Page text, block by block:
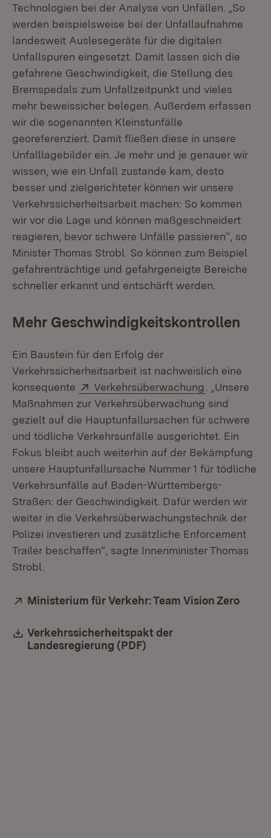
Technologien bei der Analyse von Unfällen. „So
werden beispielsweise bei der Unfallaufnahme
landesweit Auslesegeräte für die digitalen
Unfallspuren eingesetzt. Damit lassen sich die
gefahrene Geschwindigkeit, die Stellung des
Bremspedals zum Unfallzeitpunkt und vieles
mehr beweissicher belegen. Außerdem erfassen
wir die sogenannten Kleinstunfälle
georeferenziert. Damit fließen diese in unsere
Unfalllagebilder ein. Je mehr und je genauer wir
wissen, wie ein Unfall zustande kam, desto
besser und zielgerichteter können wir unsere
Verkehrssicherheitsarbeit machen: So kommen
wir vor die Lage und können maßgeschneidert
reagieren, bevor schwere Unfälle passieren“, so
Minister Thomas Strobl. So können zum Beispiel
gefahrenträchtige und gefahrgeneigte Bereiche
schneller erkannt und entschärft werden.
Mehr Geschwindigkeitskontrollen
Ein Baustein für den Erfolg der
Verkehrssicherheitsarbeit ist nachweislich eine
konsequente
Extern:
Verkehrsüberwachung (Öffnet in
. „Unsere
Maßnahmen zur Verkehrsüberwachung sind
gezielt auf die Hauptunfallursachen für schwere
und tödliche Verkehrsunfälle ausgerichtet. Ein
Fokus bleibt auch weiterhin auf der Bekämpfung
unsere Hauptunfallursache Nummer 1 für tödliche
Verkehrsunfälle auf Baden-Württembergs-
Straßen: der Geschwindigkeit. Dafür werden wir
weiter in die Verkehrsüberwachungstechnik der
Polizei investieren und zusätzliche Enforcement
Trailer beschaffen“, sagte Innenminister Thomas
Strobl.
Extern:
Ministerium für Verkehr: Team Vision Zero
Download:
Verkehrssicherheitspakt der
Landesregierung (PDF)